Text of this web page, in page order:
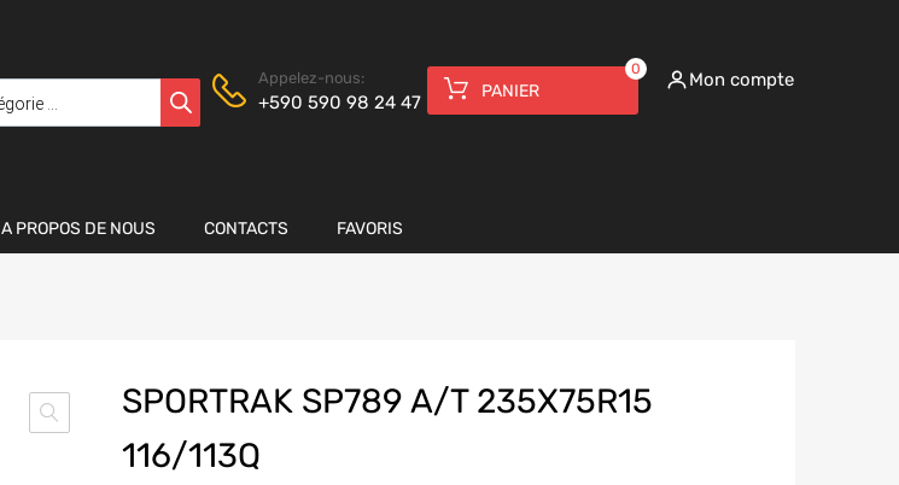
Appelez-nous:
+590 590 98 24 47
PANIER
0 Mon compte
A PROPOS DE NOUS CONTACTS FAVORIS
SPORTRAK SP789 A/T 235X75R15
116/113Q